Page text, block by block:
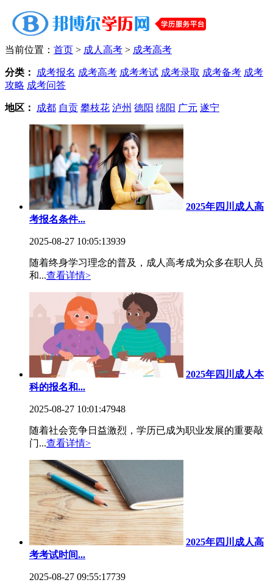
当前位置： 首页 > 成人高考 > 成考高考
分类： 成考报名 成考高考 成考考试 成考录取 成考备考 成考
攻略 成考问答
地区： 成都 自贡 攀枝花 泸州 德阳 绵阳 广元 遂宁
2025年四川成人高
考报名条件...
2025-08-27 10:05:13939
随着终身学习理念的普及，成人高考成为众多在职人员
和...查看详情>
2025年四川成人本
科的报名和...
2025-08-27 10:01:47948
随着社会竞争日益激烈，学历已成为职业发展的重要敲
门...查看详情>
2025年四川成人高
考考试时间...
2025-08-27 09:55:17739